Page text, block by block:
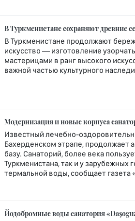
В Туркменистане сохраняют древние
В Туркменистане продолжают
искусство — изготовление
мастерицами в ранг высокого
важной частью культурного
Модернизация и новые корпуса
Известный лечебно-
Бахерденском этрапе, продолжает
базу. Санаторий, более века
Туркменистана, так и у зарубежных
термальной воды, сообщает газета
Йодобромные воды санатория